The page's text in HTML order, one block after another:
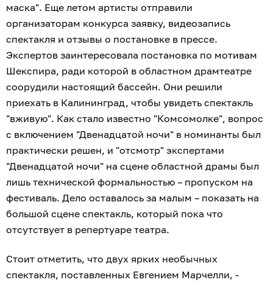
маска". Еще летом артисты отправили
организаторам конкурса заявку, видеозапись
спектакля и отзывы о постановке в прессе.
Экспертов заинтересовала постановка по мотивам
Шекспира, ради которой в областном драмтеатре
соорудили настоящий бассейн. Они решили
приехать в Калининград, чтобы увидеть спектакль
"вживую". Как стало известно "Комсомолке", вопрос
с включением "Двенадцатой ночи" в номинанты был
практически решен, и "отсмотр" экспертами
"Двенадцатой ночи" на сцене областной драмы был
лишь технической формальностью – пропуском на
фестиваль. Дело оставалось за малым – показать на
большой сцене спектакль, который пока что
отсутствует в репертуаре театра.
Стоит отметить, что двух ярких необычных
спектакля, поставленных Евгением Марчелли, -